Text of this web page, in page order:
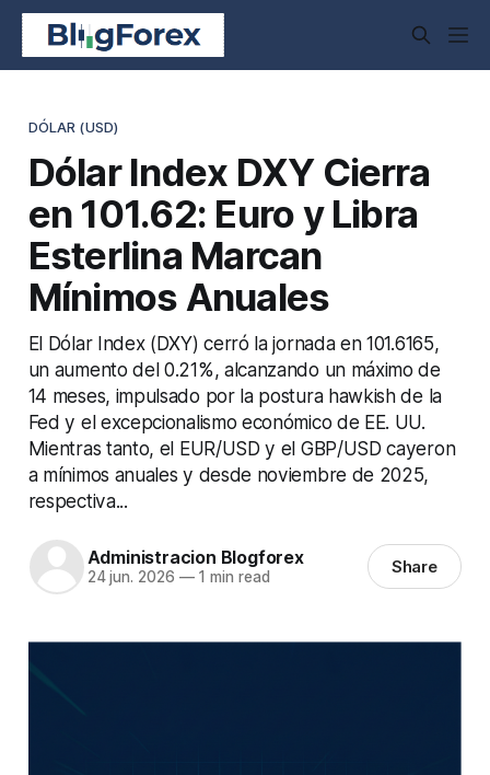
DÓLAR (USD)
Dólar Index DXY Cierra
en 101.62: Euro y Libra
Esterlina Marcan
Mínimos Anuales
El Dólar Index (DXY) cerró la jornada en 101.6165,
un aumento del 0.21%, alcanzando un máximo de
14 meses, impulsado por la postura hawkish de la
Fed y el excepcionalismo económico de EE. UU.
Mientras tanto, el EUR/USD y el GBP/USD cayeron
a mínimos anuales y desde noviembre de 2025,
respectiva...
Administracion Blogforex
24 jun. 2026 —1 min read Share